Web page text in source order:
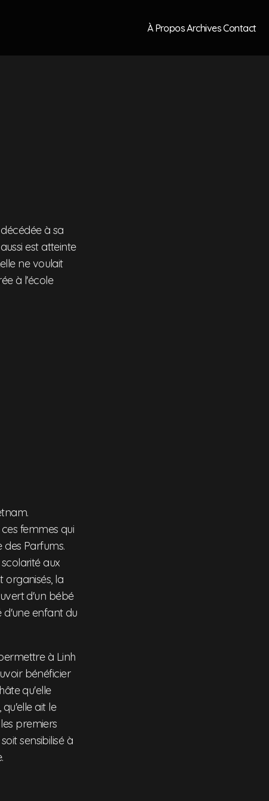
À ProposArchivesContact
à sa
est atteinte
ne voulait
à l'école
femmes qui
Parfums.
aux
organisés, la
d'un bébé
d'une enfant du
à Linh
bénéficier
qu'elle
ait le
premiers
sensibilisé à